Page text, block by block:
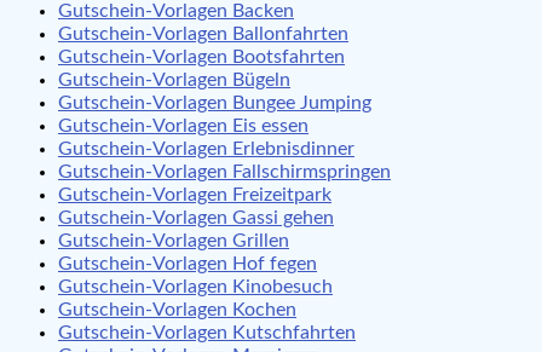
Gutschein-Vorlagen Backen
Gutschein-Vorlagen Ballonfahrten
Gutschein-Vorlagen Bootsfahrten
Gutschein-Vorlagen Bügeln
Gutschein-Vorlagen Bungee Jumping
Gutschein-Vorlagen Eis essen
Gutschein-Vorlagen Erlebnisdinner
Gutschein-Vorlagen Fallschirmspringen
Gutschein-Vorlagen Freizeitpark
Gutschein-Vorlagen Gassi gehen
Gutschein-Vorlagen Grillen
Gutschein-Vorlagen Hof fegen
Gutschein-Vorlagen Kinobesuch
Gutschein-Vorlagen Kochen
Gutschein-Vorlagen Kutschfahrten